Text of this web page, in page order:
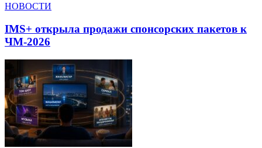
НОВОСТИ
IMS+ открыла продажи спонсорских пакетов к
ЧМ-2026